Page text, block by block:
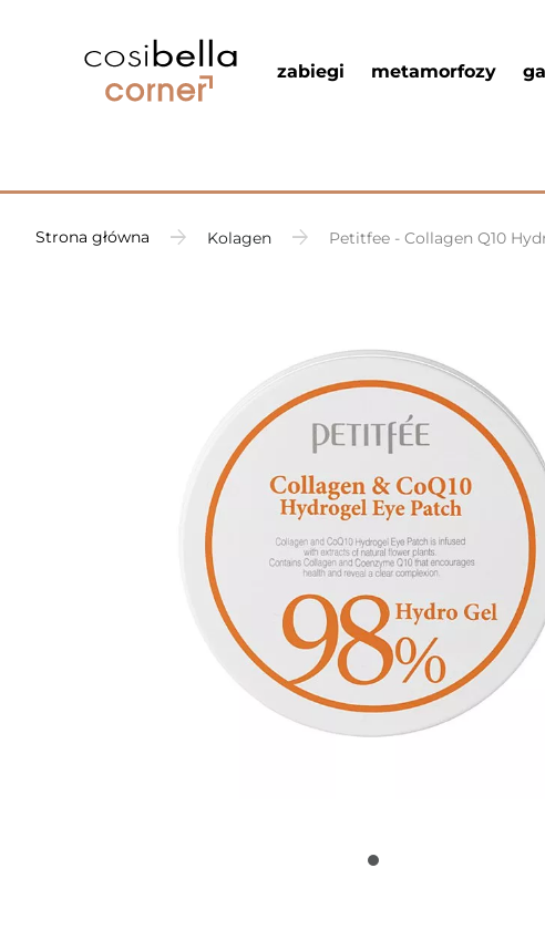
zabiegi metamorfozy
Strona główna Kolagen Petitfee - Collagen Q10